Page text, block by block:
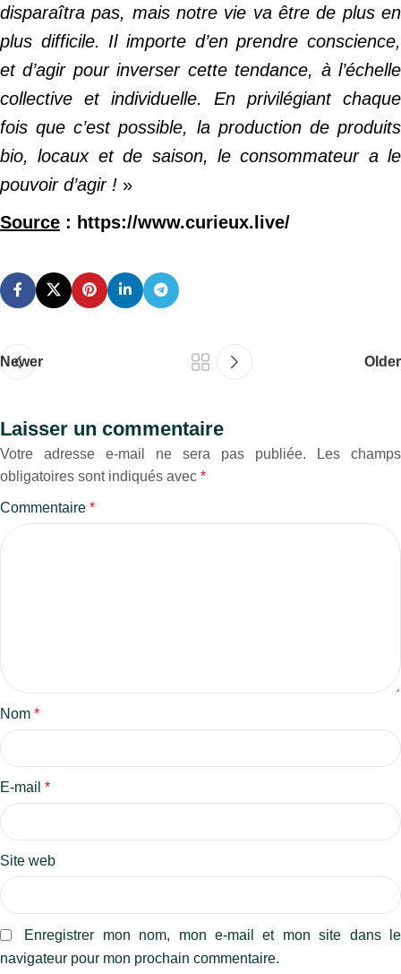
disparaîtra pas, mais notre vie va être de plus en
plus difficile. Il importe d’en prendre conscience,
et d’agir pour inverser cette tendance, à l’échelle
collective et individuelle. En privilégiant chaque
fois que c’est possible, la production de produits
bio, locaux et de saison, le consommateur a le
pouvoir d’agir ! »
Source : https://www.curieux.live/
Newer Older
Laisser un commentaire
Votre adresse e-mail ne sera pas publiée.
Les champs
obligatoires sont indiqués avec *
Commentaire *
Nom *
E-mail *
Site web
Enregistrer mon nom, mon e-mail et mon site dans le
navigateur pour mon prochain commentaire.